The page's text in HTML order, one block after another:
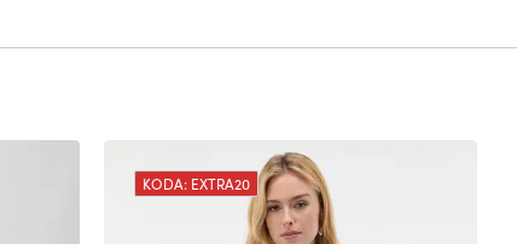
KODA: EXTRA20